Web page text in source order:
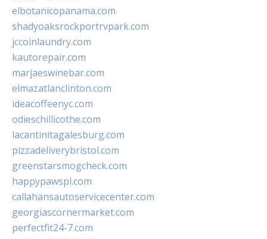
elbotanicopanama.com
shadyoaksrockportrvpark.com
jccoinlaundry.com
kautorepair.com
marjaeswinebar.com
elmazatlanclinton.com
ideacoffeenyc.com
odieschillicothe.com
lacantinitagalesburg.com
pizzadeliverybristol.com
greenstarsmogcheck.com
happypawspl.com
callahansautoservicecenter.com
georgiascornermarket.com
perfectfit24-7.com